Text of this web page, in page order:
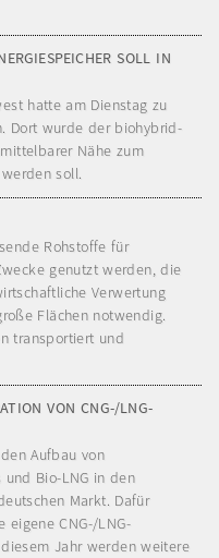
SOLL IN
hatte am Dienstag zu
Dort wurde der biohybrid-
Nähe zum
soll.
Rohstoffe für
genutzt werden, die
Verwertung
Flächen notwendig.
transportiert und
VON CNG-/LNG-
Aufbau von
Bio-LNG in den
Markt. Dafür
eigene CNG-/LNG-
Jahr werden weitere